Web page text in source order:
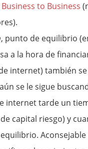
Business to Business
, punto de equilibrio
a la hora de
internet) también
se le sigue
internet tarde un
capital riesgo) y